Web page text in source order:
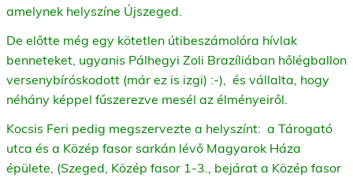
amelynek helyszíne Újszeged.
De előtte még egy kötetlen útibeszámolóra hívlak
benneteket, ugyanis Pálhegyi Zoli Brazíliában hőlégballon
versenybíróskodott (már ez is izgi) :-), és vállalta, hogy
néhány képpel fűszerezve mesél az élményeiről.
Kocsis Feri pedig megszervezte a helyszínt: a Tárogató
utca és a Közép fasor sarkán lévő Magyarok Háza
épülete, (Szeged, Közép fasor 1-3., bejárat a Közép fasor